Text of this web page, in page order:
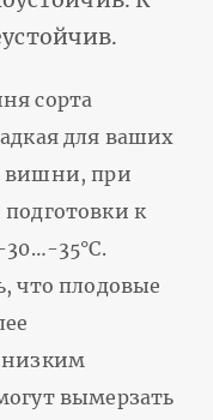
сорта
для ваших
вишни, при
к
35°С.
что плодовые
низким
вымерзать